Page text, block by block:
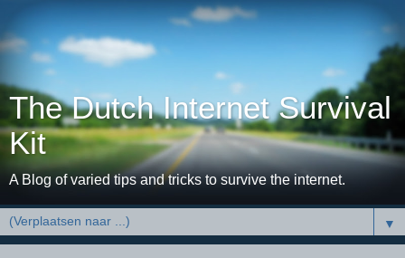
The Dutch Internet Survival
Kit
A Blog of varied tips and tricks to survive the internet.
▼